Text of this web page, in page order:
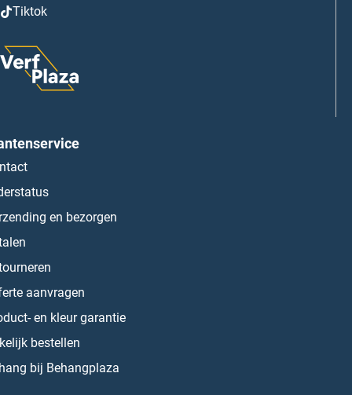
Tiktok
en bezorgen
aanvragen
en kleur garantie
bestellen
bij Behangplaza